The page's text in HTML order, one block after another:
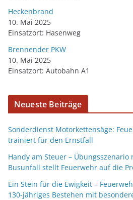
Heckenbrand
10. Mai 2025
Einsatzort: Hasenweg
Brennender PKW
10. Mai 2025
Einsatzort: Autobahn A1
Neueste Beiträge
Sonderdienst Motorkettensäge:
trainiert für den Ernstfall
Handy am Steuer –
Busunfall stellt Feuerwehr auf die
Ein Stein für die Ewigkeit –
130-jähriges Bestehen mit